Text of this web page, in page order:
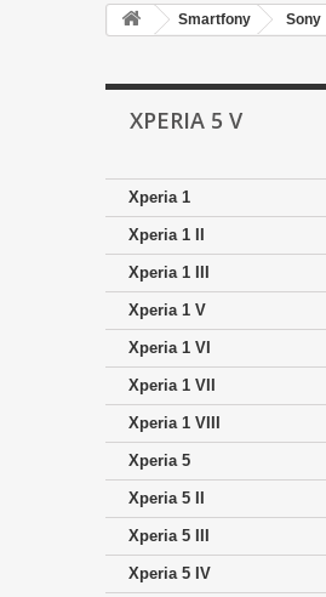
Smartfony Sony
XPERIA 5 V
Xperia 1
Xperia 1 II
Xperia 1 III
Xperia 1 V
Xperia 1 VI
Xperia 1 VII
Xperia 1 VIII
Xperia 5
Xperia 5 II
Xperia 5 III
Xperia 5 IV